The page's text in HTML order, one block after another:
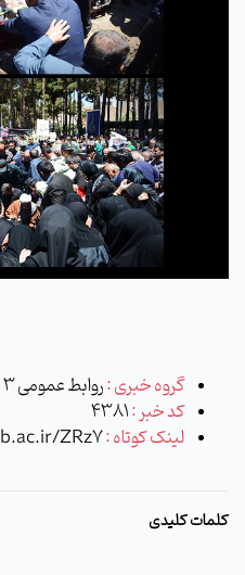
گروه خبری :روابط عمومی 3
کد خبر :4381
لینک کوتاه :ZRz7
کلمات کلیدی